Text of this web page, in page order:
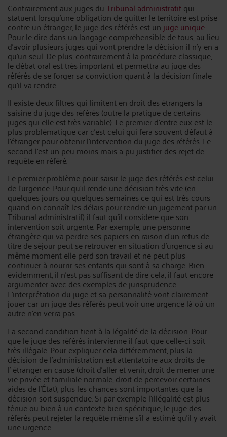
Contrairement aux juges du Tribunal administratifqui
statuent lorsqu’une obligation de quitter le territoire est prise
contre un étranger, le juge des référés est un juge unique.
Pour le dire dans un langage compréhensible de tous, au lieu
d’avoir plusieurs juges qui vont prendre la décision il n’y en a
qu’un seul. De plus, contrairement à la procédure classique,
le débat oral est très important et permettra au juge des
référés de se forger sa conviction quant à la décision finale
qu’il va rendre.
Il existe deux filtres qui limitent en droit des étrangers la
saisine du juge des référés (outre la pratique de certains
juges qui elle est très variable). Le premier d’entre eux est le
plus problématique car c’est celui qui fera souvent défaut à
l’étranger pour obtenir l’intervention du juge des référés. Le
second l’est un peu moins mais a pu justifier des rejet de
requête en référé.
Le premier problème pour saisir le juge des référés est celui
de l’urgence. Pour qu’il rende une décision très vite (en
quelques jours ou quelques semaines ce qui est très cours
quand on connaît les délais pour rendre un jugement par un
Tribunal administratif) il faut qu’il considère que son
intervention soit urgente. Par exemple, une personne
étrangère qui va perdre ses papiers en raison d’un refus de
titre de séjour peut se retrouver en situation d’urgence si au
même moment elle perd son travail et ne peut plus
continuer à nourrir ses enfants qui sont à sa charge. Bien
évidemment, il n’est pas suffisant de dire cela, il faut encore
argumenter avec des exemples de jurisprudence.
L’interprétation du juge et sa personnalité vont clairement
jouer car un juge des référés peut voir une urgence là où un
autre n’en verra pas.
La second condition tient à la légalité de la décision. Pour
que le juge des référés intervienne il faut que celle-ci soit
très illégale. Pour expliquer cela différemment, plus la
décision de l’administration est attentatoire aux droits de
l’ étranger en cause (droit d’aller et venir, droit de mener une
vie privée et familiale normale, droit de percevoir certaines
aides de l’État), plus les chances sont importantes que la
décision soit suspendue. Si par exemple l’illégalité est plus
ténue ou bien à un contexte bien spécifique, le juge des
référés peut rejeter la requête même s’il a estimé qu’il y avait
une urgence.